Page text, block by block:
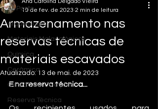
All Posts
Arqueologia
Materiais Malacológicos
Química
Cerâmica
Gestão de Coleções
Reserva Técnica
Armazenamento nas
reservas técnicas de
materiais escavados
19 de fev. de 2023 2 min de leitura
Atualizado:13 de mai. de 2023
E na reserva técnica...